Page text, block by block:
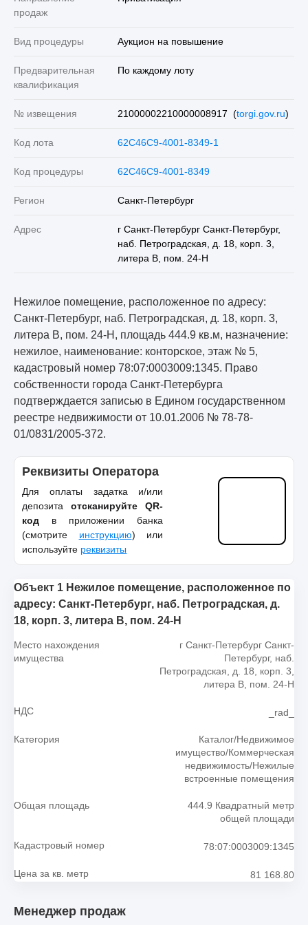
продаж
Вид процедуры Аукцион на повышение
Предварительная
квалификация
По каждому лоту
№ извещения 21000002210000008917 (torgi.gov.ru)
Код лота 62C46C9-4001-8349-1
Код процедуры 62C46C9-4001-8349
Регион Санкт-Петербург
Адрес
г Санкт-Петербург Санкт-Петербург,
наб. Петроградская, д. 18, корп. 3,
литера В, пом. 24-Н
Нежилое помещение, расположенное по адресу:
Санкт-Петербург, наб. Петроградская, д. 18, корп. 3,
литера В, пом. 24-Н, площадь 444.9 кв.м, назначение:
нежилое, наименование: конторское, этаж № 5,
кадастровый номер 78:07:0003009:1345. Право
собственности города Санкт-Петербурга
подтверждается записью в Едином государственном
реестре недвижимости от 10.01.2006 № 78-78-
01/0831/2005-372.
Реквизиты Оператора
Для оплаты задатка и/или
депозита отсканируйте QR-
код в приложении банка
(смотрите инструкцию) или
используйте реквизиты
Объект 1 Нежилое помещение, расположенное по
адресу: Санкт-Петербург, наб. Петроградская, д.
18, корп. 3, литера В, пом. 24-Н
Место нахождения
имущества
г Санкт-Петербург Санкт-
Петербург, наб.
Петроградская, д. 18, корп. 3,
литера В, пом. 24-Н
НДС _rad_
Категория
Каталог/Недвижимое
имущество/Коммерческая
недвижимость/Нежилые
встроенные помещения
Общая площадь
444.9 Квадратный метр
общей площади
Кадастровый номер 78:07:0003009:1345
Цена за кв. метр 81 168.80
Менеджер продаж